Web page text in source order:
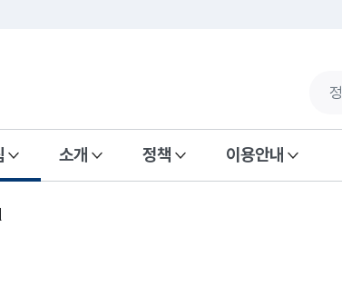
소개 정책 이용안내